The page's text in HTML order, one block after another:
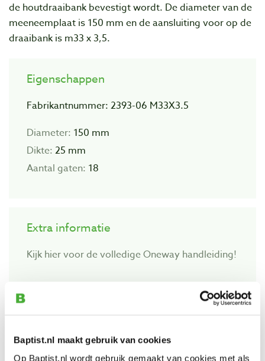
Baptist.nl maakt gebruik van cookies
Op Baptist.nl wordt gebruik gemaakt van cookies met als
de houtdraaibank bevestigt wordt. De diameter van de
meeneemplaat is 150 mm en de aansluiting voor op de
draaibank is m33 x 3,5.
Eigenschappen
Fabrikantnummer: 2393-06 M33X3.5
Diameter: 150 mm
Dikte: 25 mm
Aantal gaten: 18
Extra informatie
Kijk hier voor de volledige Oneway handleiding!
Oneway chuck 'Oneway' zonder adapter